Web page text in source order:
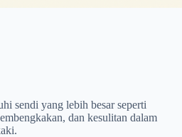
sendi yang lebih besar seperti
dan kesulitan dalam